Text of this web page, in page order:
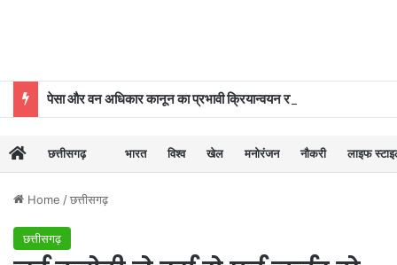
छत्तीसगढ़ भारत विश्व खेल मनोरंजन नौकरी लाइफ
Home /छत्तीसगढ़
छत्तीसगढ़